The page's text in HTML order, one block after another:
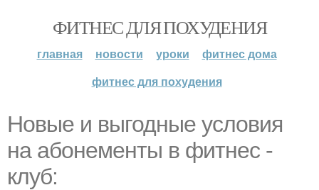
ФИТНЕС ДЛЯ ПОХУДЕНИЯ
главная новости уроки
фитнес дома
фитнес для похудения
Новые и выгодные условия
на абонементы в фитнес -
клуб: